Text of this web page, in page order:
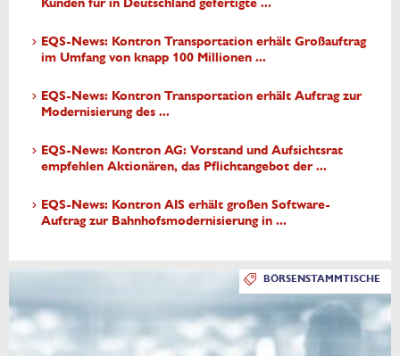
EQS-News: Kontron Transportation erhält Großauftrag
im Umfang von knapp 100 Millionen ...
EQS-News: Kontron Transportation erhält Auftrag zur
Modernisierung des ...
EQS-News: Kontron AG: Vorstand und Aufsichtsrat
empfehlen Aktionären, das Pflichtangebot der ...
EQS-News: Kontron AIS erhält großen Software-
Auftrag zur Bahnhofsmodernisierung in ...
BÖRSENSTAMMTISCHE